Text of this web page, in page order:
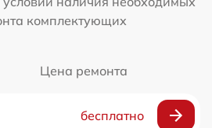
комплектующих
Цена ремонта
бесплатно